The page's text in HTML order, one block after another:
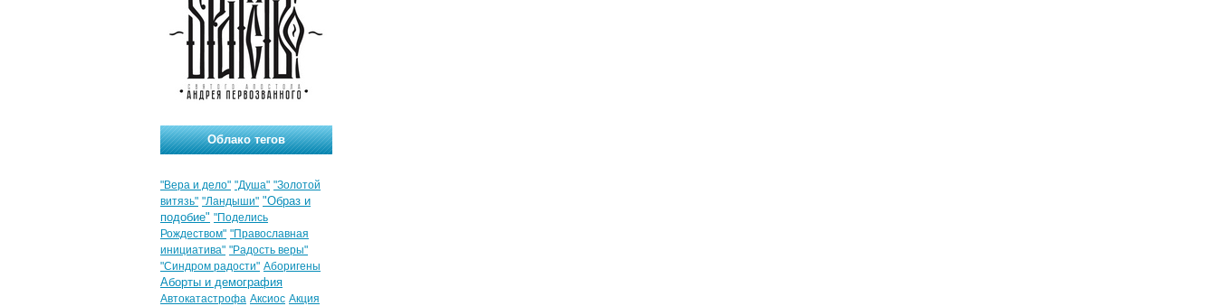
Облако тегов
"Вера и дело" "Душа" "Золотой
витязь" "Ландыши" "Образ и
подобие" "Поделись
Рождеством" "Православная
инициатива" "Радость веры"
"Синдром радости" Аборигены
Аборты и демография
Автокатастрофа Аксиос Акция